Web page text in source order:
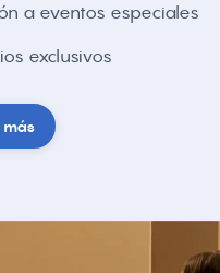
a eventos especiales
exclusivos
más